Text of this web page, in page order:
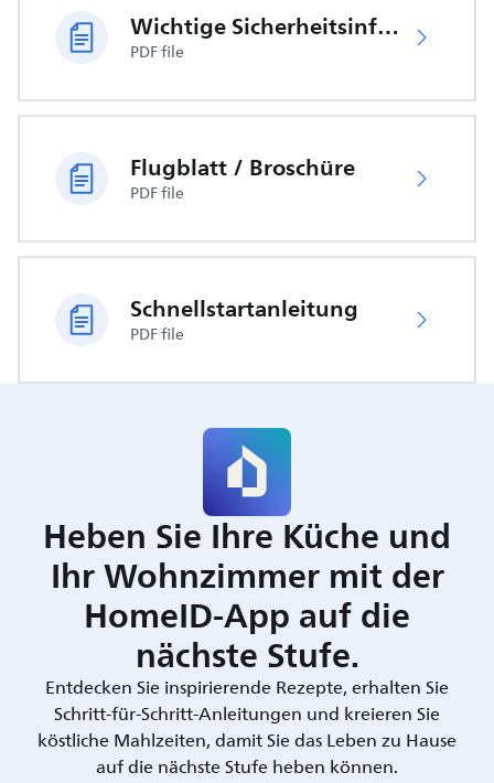
Wichtige Sicherheitsinformationen
PDF file
Flugblatt / Broschüre
PDF file
Schnellstartanleitung
PDF file
Heben Sie Ihre Küche und
Ihr Wohnzimmer mit der
HomeID-App auf die
nächste Stufe.
Entdecken Sie inspirierende Rezepte, erhalten Sie
Schritt-für-Schritt-Anleitungen und kreieren Sie
köstliche Mahlzeiten, damit Sie das Leben zu Hause
auf die nächste Stufe heben können.